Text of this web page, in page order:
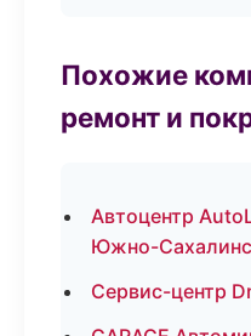
Похожие
ремонт и
Автоцентр
Южно-
Сервис-центр